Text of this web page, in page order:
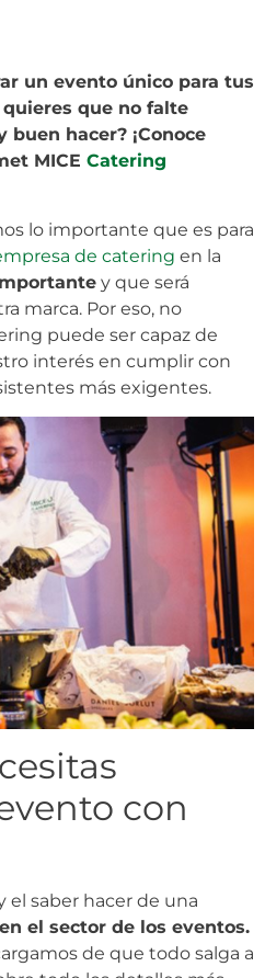
un evento único para tus
que no falte
hacer? ¡Conoce
MICE Catering
lo importante que es para
de catering en la
y que será
marca. Por eso, no
puede ser capaz de
interés en cumplir con
más exigentes.
con
el saber hacer de una
el sector de los eventos.
de que todo salga a